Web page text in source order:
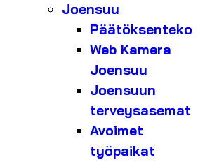
Joensuu
Päätöksenteko
Web Kamera
Joensuu
Joensuun
terveysasemat
Avoimet
työpaikat